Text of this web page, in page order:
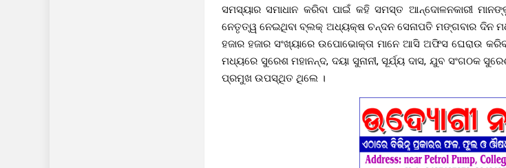
ସମସ୍ୟାର ସମାଧାନ କରିବା ପାଇଁ କହି ସମସ୍ତ ଆନ୍ଦୋଳନକାରୀ
ନେତୃତ୍ୱ ନେଇଥିବା ବ୍ଲକ୍ ଅଧ୍ୟକ୍ଷ ଚନ୍ଦନ ସେନାପତି ମଙ୍ଗବାର ଦିନ
ହଜାର ହଜାର ସଂଖ୍ୟାରେ ଉପୋଭୋକ୍ତା ମାନେ ଆସି ଅଫିସ ଘେରାଉ
ମଧ୍ୟରେ ସୁରେଶ ମହାନନ୍ଦ, ଦୟା ସୁନାନୀ, ସୂର୍ଯ୍ୟ ଦାସ, ଯୁବ ସଂଗଠକ
ପ୍ରମୁଖ ଉପସ୍ଥିତ ଥିଲେ ।